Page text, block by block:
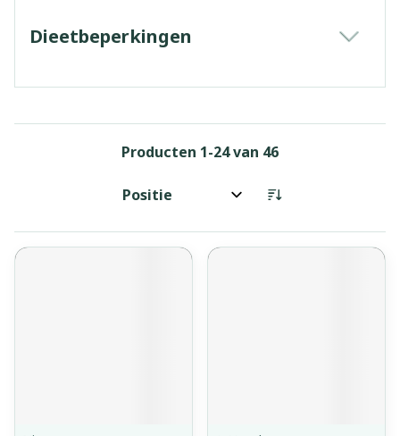
Dieetbeperkingen
Producten 1-24van 46
Sorteer op: